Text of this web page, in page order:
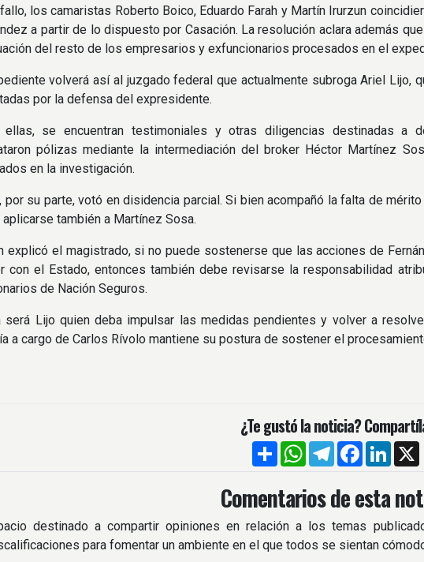
los camaristas Roberto Boico, Eduardo Farah y Martín Irurzun
a partir de lo dispuesto por Casación. La resolución aclara además
del resto de los empresarios y exfuncionarios procesados en el
volverá así al juzgado federal que actualmente subroga Ariel Lijo,
por la defensa del expresidente.
ellas, se encuentran testimoniales y otras diligencias destinadas a
pólizas mediante la intermediación del broker Héctor Martínez
en la investigación.
por su parte, votó en disidencia parcial. Si bien acompañó la falta de
también a Martínez Sosa.
explicó el magistrado, si no puede sostenerse que las acciones de
con el Estado, entonces también debe revisarse la responsabilidad
de Nación Seguros.
será Lijo quien deba impulsar las medidas pendientes y volver a
a cargo de Carlos Rívolo mantiene su postura de sostener el
¿Te gustó la noticia?
CompartirWhatsApp
TelegramFacebook
Comentarios de esta
destinado a compartir opiniones en relación a los temas
para fomentar un ambiente en el que todos se sientan